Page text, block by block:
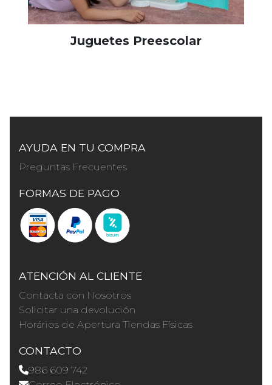
Juguetes Preescolar
AYUDA EN TU COMPRA
Preguntas Frecuentes
FORMAS DE PAGO
ATENCIÓN AL CLIENTE
Contacta con Nosotros
Solicitar una devolución
Horários de Apertura Tiendas Físicas
CONTACTO
986 609 742